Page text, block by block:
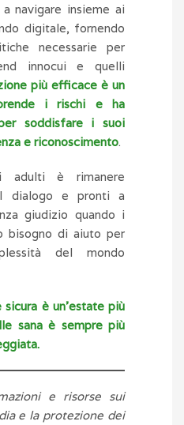
navigare insieme ai
digitale, fornendo
necessarie per
innocui e quelli
più efficace è un
i rischi e ha
soddisfare i suoi
e riconoscimento.
è rimanere
dialogo e pronti a
giudizio quando i
bisogno di aiuto per
del mondo
sicura è un’estate più
sana è sempre più
e risorse sui
e la protezione dei